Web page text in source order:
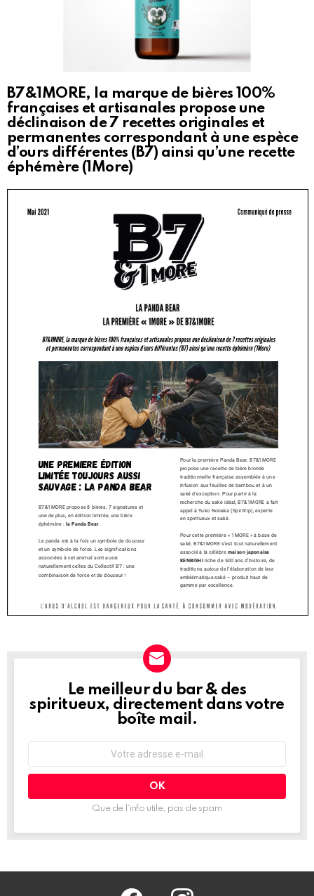
B7&1MORE, la marque de bières 100%
françaises et artisanales propose une
déclinaison de 7 recettes originales et
permanentes correspondant à une espèce
d’ours différentes (B7) ainsi qu’une recette
éphémère (1More)
NEWSLETTER
Le meilleur du bar & des
spiritueux, directement dans votre
boîte mail.
mail
Que de l’info utile, pas de spam
facebook @barmag.fr